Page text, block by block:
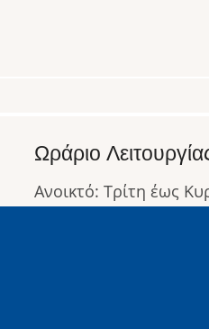
Ωράριο
Ανοικτό: Τρίτη έως